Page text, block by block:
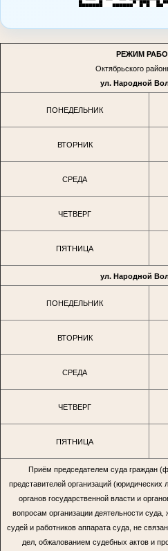
РЕЖИМ
Октябрьского
ул. Народной
ПОНЕДЕЛЬНИК
ВТОРНИК
СРЕДА
ЧЕТВЕРГ
ПЯТНИЦА
ул. Народной
ПОНЕДЕЛЬНИК
ВТОРНИК
СРЕДА
ЧЕТВЕРГ
ПЯТНИЦА
Приём председателем суда граждан
представителей организаций
органов государственной власти и
вопросам организации деятельности суда,
судей и работников аппарата суда, не
дел, обжалованием судебных актов и